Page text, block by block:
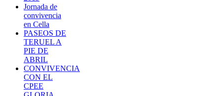
Jornada de
convivencia
en Cella
PASEOS DE
TERUEL A
PIE DE
ABRIL
CONVIVENCIA
CON EL
CPEE